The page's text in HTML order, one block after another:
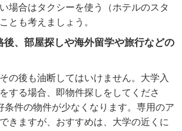
場合はタクシーを使う（ホテルのスタ
とも考えましょう。
後、部屋探しや海外留学や旅行などの
後も油断してはいけません。大学入
する場合、即物件探しをしてくださ
条件の物件が少なくなります。専用のア
きますが、おすすめは、大学の近くに